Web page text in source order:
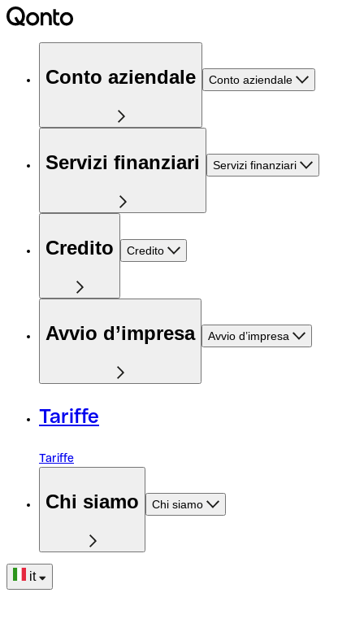
Conto aziendale Conto aziendale
Servizi finanziari Servizi finanziari
Credito Credito
Avvio d’impresa Avvio d’impresa
Tariffe
Tariffe
Chi siamo Chi siamo
it